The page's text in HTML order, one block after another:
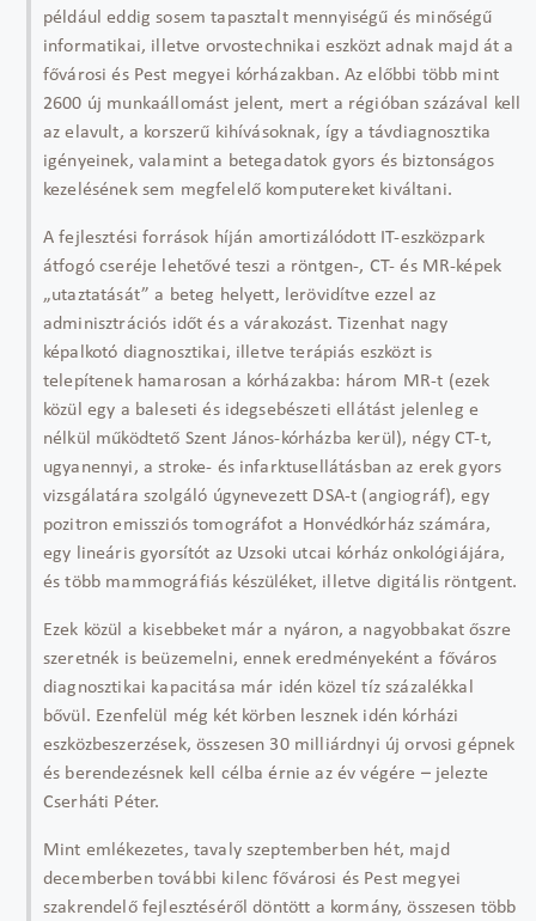
például eddig sosem tapasztalt mennyiségű és minőségű
informatikai, illetve orvostechnikai eszközt adnak majd át a
fővárosi és Pest megyei kórházakban. Az előbbi több mint
2600 új munkaállomást jelent, mert a régió­ban százával kell
az elavult, a korszerű kihívásoknak, így a távdiagnosztika
igényei­nek, valamint a betegadatok gyors és biztonságos
kezelésének sem megfelelő komputereket kiváltani.
A fejlesztési források híján amortizálódott IT-eszközpark
átfogó cseréje lehetővé teszi a röntgen-, CT- és MR-képek
„utaztatását” a beteg helyett, lerövidítve ezzel az
adminisztrációs időt és a várakozást. Tizenhat nagy
képalkotó diagnosztikai, illetve terápiás eszközt is
telepítenek hamarosan a kórházakba: három MR-t (ezek
közül egy a baleseti és idegsebészeti ellátást jelenleg e
nélkül működtető Szent János-kórházba kerül), négy CT-t,
ugyanennyi, a stroke- és infarktusellátásban az erek gyors
vizsgálatára szolgáló úgynevezett DSA-t (angiográf), egy
pozitron emissziós tomográfot a Honvédkórház számára,
egy lineáris gyorsítót az Uzsoki utcai kórház onkológiájára,
és több mammográfiás készüléket, illetve digitális röntgent.
Ezek közül a kisebbeket már a nyáron, a nagyobbakat őszre
szeretnék is beüzemelni, ennek eredményeként a főváros
diagnosztikai kapacitása már idén közel tíz százalékkal
bővül. Ezenfelül még két körben lesznek idén kórházi
eszközbeszerzések, összesen 30 milliárdnyi új orvosi gépnek
és berendezésnek kell célba érnie az év végére – jelezte
Cserháti Péter.
Mint emlékezetes, tavaly szeptemberben hét, majd
decemberben további kilenc fővárosi és Pest megyei
szakrendelő fejlesztéséről döntött a kormány, összesen több